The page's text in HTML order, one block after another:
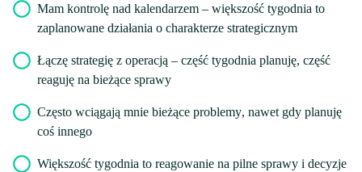
Mam kontrolę nad kalendarzem – większość tygodnia to
zaplanowane działania o charakterze strategicznym
Łączę strategię z operacją – część tygodnia planuję, część
reaguję na bieżące sprawy
Często wciągają mnie bieżące problemy, nawet gdy planuję
coś innego
Większość tygodnia to reagowanie na pilne sprawy i decyzje